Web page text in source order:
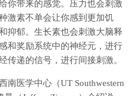
你带来的感觉。压力也会刺激
激素不单会让你感到更加饥
抑郁。生长素也会刺激大脑释
奖励系统中的神经元，进行
传递的信号，进行间接刺激。
南医学中心（UT Southwestern